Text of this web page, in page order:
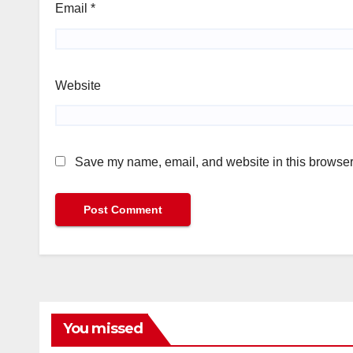
Email *
Website
Save my name, email, and website in this
You missed